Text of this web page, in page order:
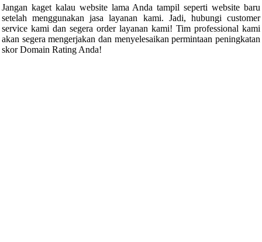
Jangan kaget kalau website lama Anda tampil seperti website baru
setelah menggunakan jasa layanan kami. Jadi, hubungi customer
service kami dan segera order layanan kami! Tim professional kami
akan segera mengerjakan dan menyelesaikan permintaan peningkatan
skor Domain Rating Anda!